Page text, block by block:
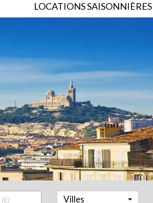
LOCATIONS SAISONNIÈRES
Villes